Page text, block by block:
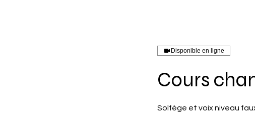
Disponible en ligne
Cours
Solfège et voix niveau